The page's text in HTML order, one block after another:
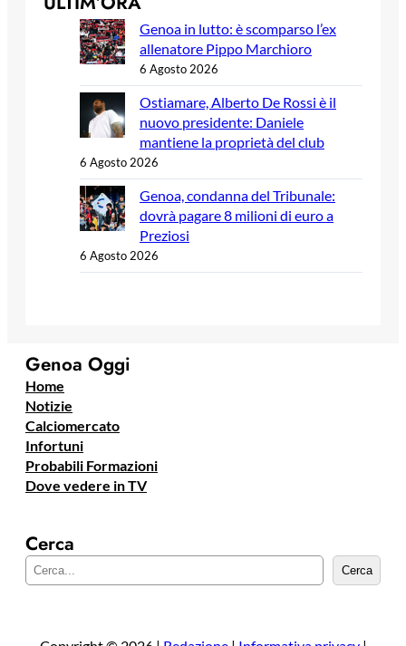
Genoa in lutto: è scomparso l’ex
allenatore Pippo Marchioro
6 Agosto 2026
Ostiamare, Alberto De Rossi è il
nuovo presidente: Daniele
mantiene la proprietà del club
6 Agosto 2026
Genoa, condanna del Tribunale:
dovrà pagare 8 milioni di euro a
Preziosi
6 Agosto 2026
Genoa Oggi
Home
Notizie
Calciomercato
Infortuni
Probabili Formazioni
Dove vedere in TV
Cerca
e
Cerca